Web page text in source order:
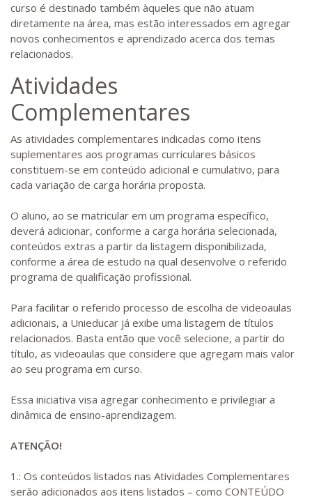
curso é destinado também àqueles que não atuam
diretamente na área, mas estão interessados em agregar
novos conhecimentos e aprendizado acerca dos temas
relacionados.
Atividades
Complementares
As atividades complementares indicadas como itens
suplementares aos programas curriculares básicos
constituem-se em conteúdo adicional e cumulativo, para
cada variação de carga horária proposta.
O aluno, ao se matricular em um programa específico,
deverá adicionar, conforme a carga horária selecionada,
conteúdos extras a partir da listagem disponibilizada,
conforme a área de estudo na qual desenvolve o referido
programa de qualificação profissional.
Para facilitar o referido processo de escolha de videoaulas
adicionais, a Unieducar já exibe uma listagem de títulos
relacionados. Basta então que você selecione, a partir do
título, as videoaulas que considere que agregam mais valor
ao seu programa em curso.
Essa iniciativa visa agregar conhecimento e privilegiar a
dinâmica de ensino-aprendizagem.
ATENÇÃO!
1.: Os conteúdos listados nas Atividades Complementares
serão adicionados aos itens listados – como CONTEÚDO